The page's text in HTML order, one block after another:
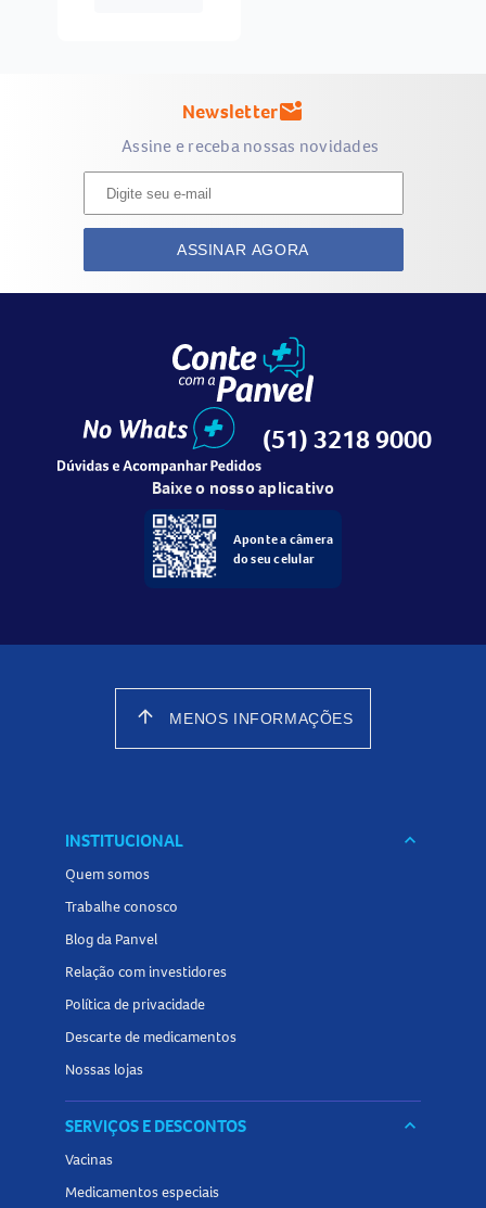
Newslettermark_email_unread
Assine e receba nossas novidades
ASSINAR AGORA
(51) 3218 9000
Baixe o nosso aplicativo
Aponte a câmera
do seu celular
arrow_upward MENOS INFORMAÇÕES
INSTITUCIONAL keyboard_arrow_down
Quem somos
Trabalhe conosco
Blog da Panvel
Relação com investidores
Política de privacidade
Descarte de medicamentos
Nossas lojas
SERVIÇOS E DESCONTOS keyboard_arrow_down
Vacinas
Medicamentos especiais